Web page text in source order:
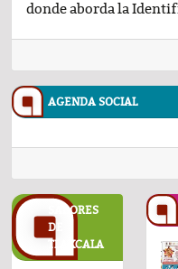
donde aborda la
AGENDA SOCIAL
SABORES
DE
TLAXCALA